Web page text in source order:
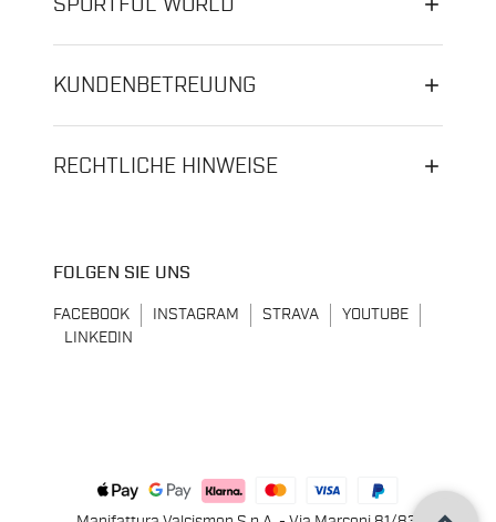
SPORTFUL WORLD
KUNDENBETREUUNG
RECHTLICHE HINWEISE
FOLGEN SIE UNS
FACEBOOK INSTAGRAM STRAVA
YOUTUBE
LINKEDIN